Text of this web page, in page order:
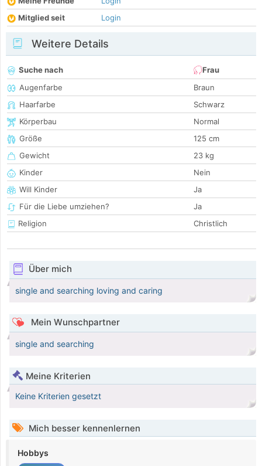
Mitglied seit
Login
Weitere Details
Suche nach
Frau
Augenfarbe
Braun
Haarfarbe
Schwarz
Körperbau
Normal
Größe
125 cm
Gewicht
23 kg
Kinder
Nein
Will Kinder
Ja
Für die Liebe umziehen?
Ja
Religion
Christlich
Über mich
single and searching loving and caring
Mein Wunschpartner
single and searching
Meine Kriterien
Keine Kriterien gesetzt
Mich besser kennenlernen
Hobbys